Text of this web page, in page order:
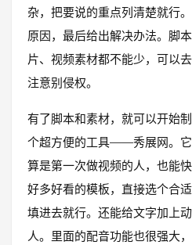
杂，把要说的重点列清楚就行
原因，最后给出解决办法。脚
片、视频素材都不能少，可以
注意别侵权。
有了脚本和素材，就可以开始
个超方便的工具——秀展网。
算是第一次做视频的人，也能
好多好看的模板，直接选个合
填进去就行。还能给文字加上
人。里面的配音功能也很强大